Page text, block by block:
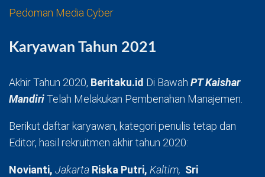
Pedoman Media Cyber
Karyawan Tahun 2021
Akhir Tahun 2020, Beritaku.id Di Bawah PT Kaishar
MandiriTelah Melakukan Pembenahan Manajemen.
Berikut daftar karyawan, kategori penulis tetap dan
Editor, hasil rekruitmen akhir tahun 2020:
Novianti, Jakarta Riska Putri, Kaltim, Sri